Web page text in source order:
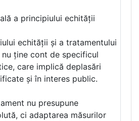
a principiului echității
echității și a tratamentului
ține cont de specificul
care implică deplasări
și în interes public.
nu presupune
ci adaptarea măsurilor